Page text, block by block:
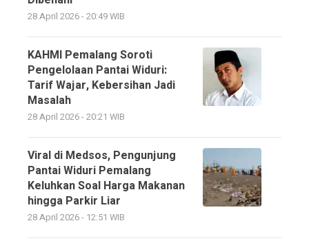
28 April 2026 - 20:49 WIB
KAHMI Pemalang Soroti
Pengelolaan Pantai Widuri:
Tarif Wajar, Kebersihan Jadi
Masalah
28 April 2026 - 20:21 WIB
Viral di Medsos, Pengunjung
Pantai Widuri Pemalang
Keluhkan Soal Harga Makanan
hingga Parkir Liar
28 April 2026 - 12:51 WIB